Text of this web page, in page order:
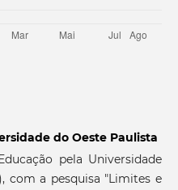
do Oeste Paulista
pela Universidade
com a pesquisa "Limites e